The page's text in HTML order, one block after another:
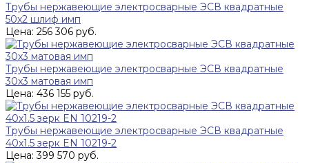
Трубы нержавеющие электросварные ЭСВ квадратные
50x2 шлиф имп
Цена: 256 306 руб.
Трубы нержавеющие электросварные ЭСВ квадратные
30x3 матовая имп
Цена: 436 155 руб.
Трубы нержавеющие электросварные ЭСВ квадратные
40x1.5 зерк EN 10219-2
Цена: 399 570 руб.